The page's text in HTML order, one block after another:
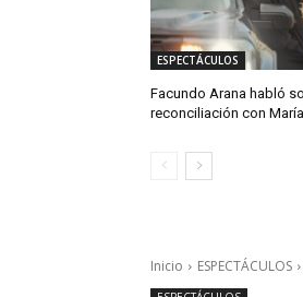
ESPECTÁCULOS
Facundo Arana habló
reconciliación con